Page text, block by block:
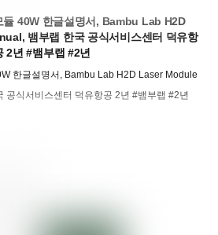
듈 40W 한글설명서, Bambu Lab H2D
뱀부랩 한국 공식서비스센터 덕유항
2년 #뱀부랩 #2년
한글설명서, Bambu Lab H2D Laser Module
공식서비스센터 덕유항공 2년 #뱀부랩 #2년